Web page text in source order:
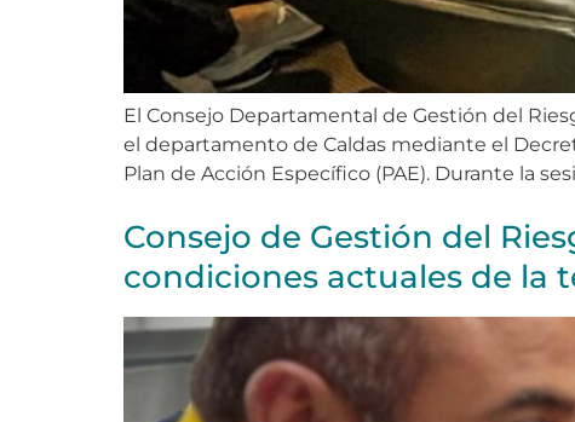
El Consejo Departamental de Gestión del
el departamento de Caldas mediante el
Plan de Acción Específico (PAE). Durante la
Consejo de Gestión del
condiciones actuales de la